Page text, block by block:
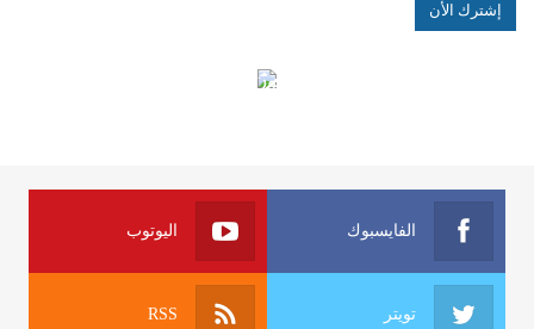
الهياكل الخاضعة لقانون النفاذ إلى المعلومة
الفايسبوك اليوتوب
تويتر RSS